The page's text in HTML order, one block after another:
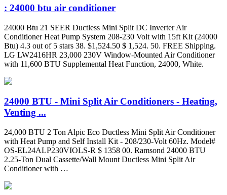
: 24000 btu air conditioner
24000 Btu 21 SEER Ductless Mini Split DC Inverter Air
Conditioner Heat Pump System 208-230 Volt with 15ft Kit (24000
Btu) 4.3 out of 5 stars 38. $1,524.50 $ 1,524. 50. FREE Shipping.
LG LW2416HR 23,000 230V Window-Mounted Air Conditioner
with 11,600 BTU Supplemental Heat Function, 24000, White.
24000 BTU - Mini Split Air Conditioners - Heating,
Venting ...
24,000 BTU 2 Ton Alpic Eco Ductless Mini Split Air Conditioner
with Heat Pump and Self Install Kit - 208/230-Volt 60Hz. Model#
OS-EL24ALP230VIOLS-R $ 1358 00. Ramsond 24000 BTU
2.25-Ton Dual Cassette/Wall Mount Ductless Mini Split Air
Conditioner with …